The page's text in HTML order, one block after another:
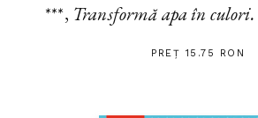
***, Transformă apa în
PREȚ 15.75 RON